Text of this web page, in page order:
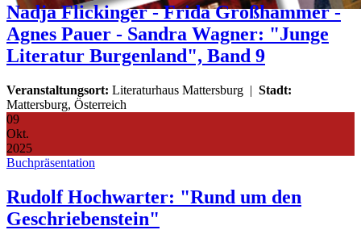
Nadja Flickinger - Frida Großhammer -
Agnes Pauer - Sandra Wagner: "Junge
Literatur Burgenland", Band 9
Veranstaltungsort: Literaturhaus Mattersburg | Stadt:
Mattersburg, Österreich
09
Okt.
2025
Buchpräsentation
Rudolf Hochwarter: "Rund um den
Geschriebenstein"